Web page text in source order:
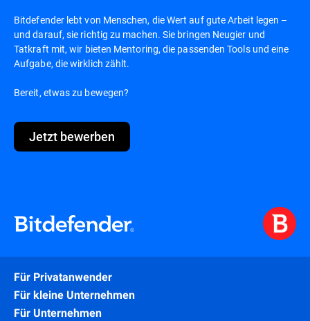
Bitdefender lebt von Menschen, die Wert auf gute Arbeit legen –
und darauf, sie richtig zu machen. Sie bringen Neugier und
Tatkraft mit, wir bieten Mentoring, die passenden Tools und eine
Aufgabe, die wirklich zählt.
Bereit, etwas zu bewegen?
Jetzt bewerben
Für Privatanwender
Für kleine Unternehmen
Für Unternehmen